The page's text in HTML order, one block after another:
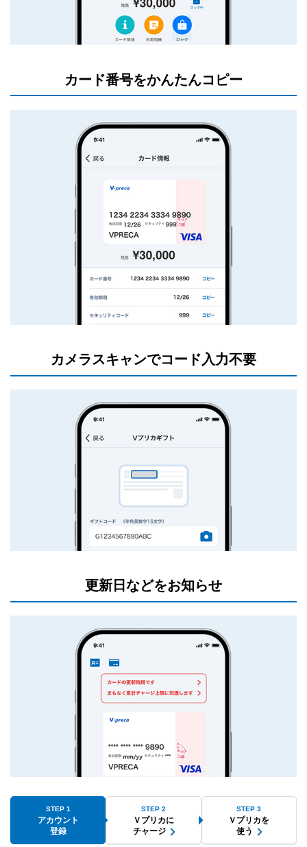
カード番号をかんたんコピー
カメラスキャンでコード入力不要
更新日などをお知らせ
STEP 1
アカウント
登録
STEP 2
Ｖプリカに
チャージ
STEP 3
Ｖプリカを
使う